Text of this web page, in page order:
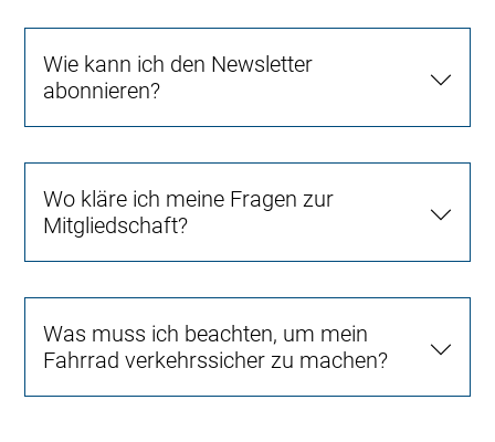
Wie kann ich den Newsletter
abonnieren?
Wo kläre ich meine Fragen zur
Mitgliedschaft?
Was muss ich beachten, um mein
Fahrrad verkehrssicher zu machen?